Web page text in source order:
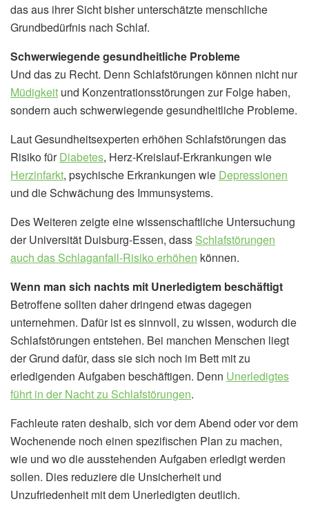
das aus ihrer Sicht bisher unterschätzte menschliche
Grundbedürfnis nach Schlaf.
Schwerwiegende gesundheitliche Probleme
Und das zu Recht. Denn Schlafstörungen können nicht nur
Müdigkeit und Konzentrationsstörungen zur Folge haben,
sondern auch schwerwiegende gesundheitliche Probleme.
Laut Gesundheitsexperten erhöhen Schlafstörungen das
Risiko fürDiabetes, Herz-Kreislauf-Erkrankungen wie
Herzinfarkt, psychische Erkrankungen wie Depressionen
und die Schwächung des Immunsystems.
Des Weiteren zeigte eine wissenschaftliche Untersuchung
der Universität Duisburg-Essen, dass Schlafstörungen
auch das Schlaganfall-Risiko erhöhen können.
Wenn man sich nachts mit Unerledigtem beschäftigt
Betroffene sollten daher dringend etwas dagegen
unternehmen. Dafür ist es sinnvoll, zu wissen, wodurch die
Schlafstörungen entstehen. Bei manchen Menschen liegt
der Grund dafür, dass sie sich noch im Bett mit zu
erledigenden Aufgaben beschäftigen. Denn Unerledigtes
führt in der Nacht zu Schlafstörungen.
Fachleute raten deshalb, sich vor dem Abend oder vor dem
Wochenende noch einen spezifischen Plan zu machen,
wie und wo die ausstehenden Aufgaben erledigt werden
sollen. Dies reduziere die Unsicherheit und
Unzufriedenheit mit dem Unerledigten deutlich.